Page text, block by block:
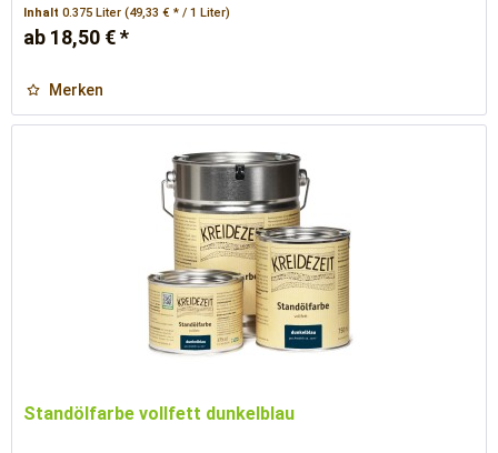
Inhalt0.375 Liter(49,33 € * / 1 Liter)
ab 18,50 € *
Merken
Standölfarbe vollfett dunkelblau